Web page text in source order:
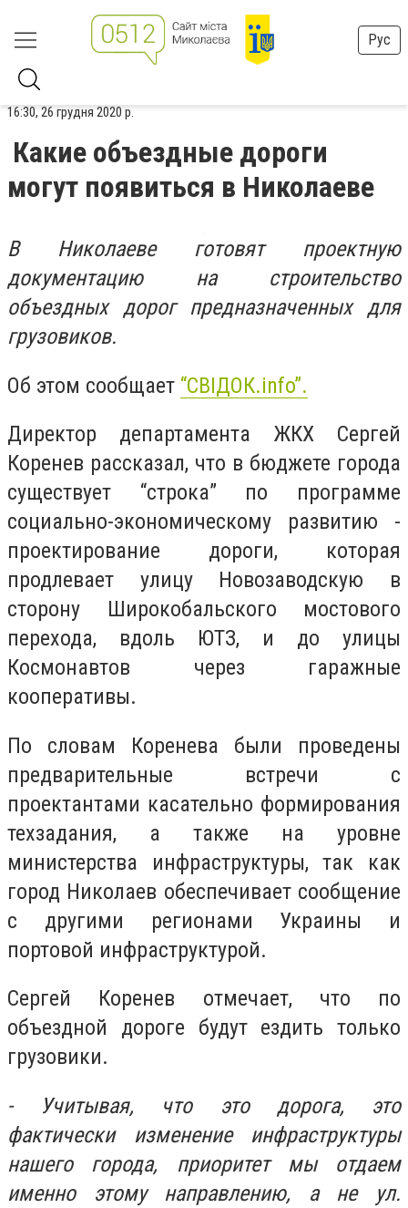
Рус
16:30, 26 грудня 2020 р.
Какие объездные дороги
могут появиться в Николаеве
В Николаеве готовят проектную
документацию на строительство
объездных дорог предназначенных для
грузовиков.
Об этом сообщает “СВІДОК.info”.
Директор департамента ЖКХ Сергей
Коренев рассказал, что в бюджете города
существует “строка” по программе
социально-экономическому развитию -
проектирование дороги, которая
продлевает улицу Новозаводскую в
сторону Широкобальского мостового
перехода, вдоль ЮТЗ, и до улицы
Космонавтов через гаражные
кооперативы.
По словам Коренева были проведены
предварительные встречи с
проектантами касательно формирования
техзадания, а также на уровне
министерства инфраструктуры, так как
город Николаев обеспечивает сообщение
с другими регионами Украины и
портовой инфраструктурой.
Сергей Коренев отмечает, что по
объездной дороге будут ездить только
грузовики.
- Учитывая, что это дорога, это
фактически изменение инфраструктуры
нашего города, приоритет мы отдаем
именно этому направлению, а не ул.